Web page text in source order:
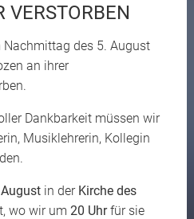
VERSTORBEN
Nachmittag des 5. August
an ihrer
Dankbarkeit müssen wir
Musiklehrerin, Kollegin
in der Kirche des
wo wir um 20 Uhrfür sie